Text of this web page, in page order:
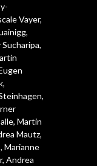
Vayer,
,
Sucharipa,
,
,
, Martin
Mautz,
, Marianne
, Andrea